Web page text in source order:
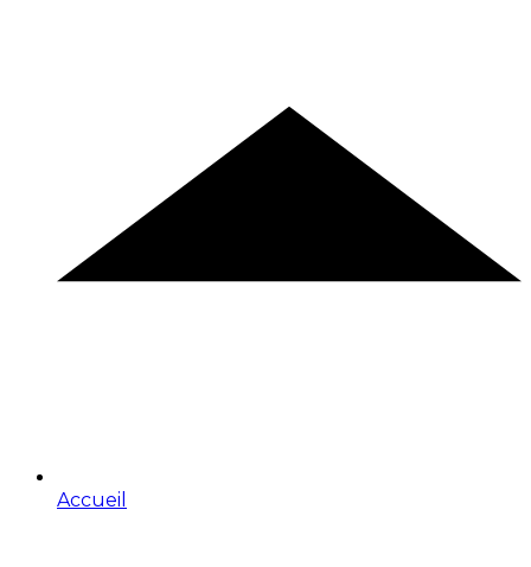
Accueil